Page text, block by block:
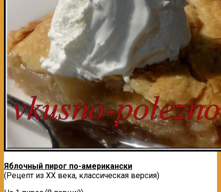
Яблочный пирог по-американски
(Рецепт из ХХ века, классическая версия)